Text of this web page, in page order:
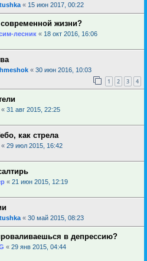
« 15 июн 2017, 00:22
жизни?
лесник « 18 окт 2016, 16:06
« 30 июн 2016, 10:03
1 2 3 4
« 31 авг 2015, 22:25
как стрела
« 29 июл 2015, 16:42
« 21 июн 2015, 12:19
« 30 май 2015, 08:23
в депрессию?
« 29 янв 2015, 04:44